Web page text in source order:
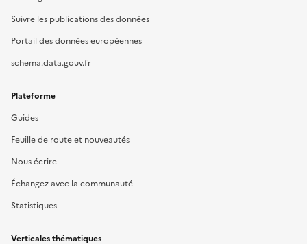
Suivre les publications des données
Portail des données européennes
schema.data.gouv.fr
Plateforme
Guides
Feuille de route et nouveautés
Nous écrire
Échangez avec la communauté
Statistiques
Verticales thématiques